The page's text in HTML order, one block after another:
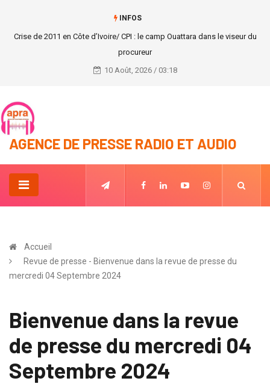
INFOS
Patrick Achi lance la phase 1 de la rénovation des locaux de l'hôpital
général de Yopougon-Attié dans le nord d'Abidjan.
10 Août, 2026 / 03:18
AGENCE DE PRESSE RADIO ET AUDIO
Accueil
Revue de presse - Bienvenue dans la revue de presse du
mercredi 04 Septembre 2024
Bienvenue dans la revue
de presse du mercredi 04
Septembre 2024